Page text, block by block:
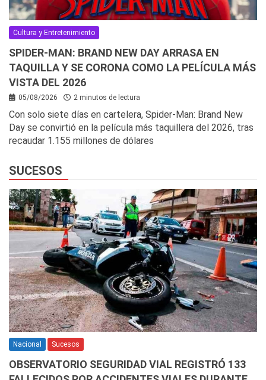
Cultura y Entretenimiento
SPIDER-MAN: BRAND NEW DAY ARRASA EN
TAQUILLA Y SE CORONA COMO LA PELÍCULA MÁS
VISTA DEL 2026
05/08/2026 2 minutos de lectura
Con solo siete días en cartelera, Spider-Man: Brand New
Day se convirtió en la película más taquillera del 2026, tras
recaudar 1.155 millones de dólares
SUCESOS
Nacional Sucesos
OBSERVATORIO SEGURIDAD VIAL REGISTRÓ 133